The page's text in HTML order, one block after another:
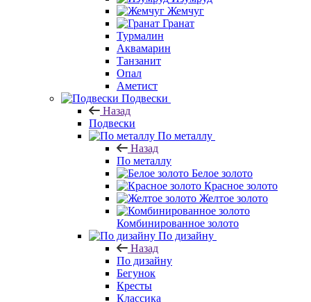
Жемчуг
Гранат
Турмалин
Аквамарин
Танзанит
Опал
Аметист
Подвески
Назад
Подвески
По металлу
Назад
По металлу
Белое золото
Красное золото
Желтое золото
Комбинированное золото
По дизайну
Назад
По дизайну
Бегунок
Кресты
Классика